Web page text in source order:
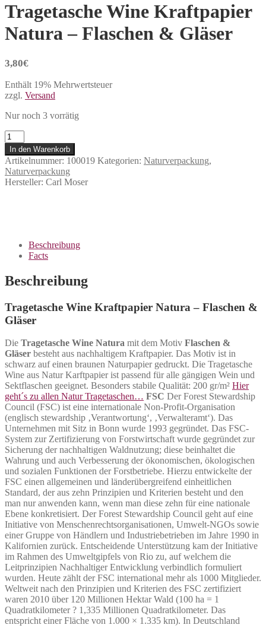
Tragetasche Wine Kraftpapier
Natura – Flaschen & Gläser
3,80€
Enthält 19% Mehrwertsteuer
zzgl. Versand
Nur noch 3 vorrätig
Tragetasche
Wine
Kraftpapier
Natura
-
Flaschen
In den Warenkorb
Artikelnummer: 100019 Kategorien: Naturverpackung,
Naturverpackung
Hersteller: Carl Moser
Beschreibung
Facts
Beschreibung
Tragetasche Wine Kraftpapier Natura – Flaschen &
Gläser
Die Tragetasche Wine Natura mit dem Motiv Flaschen &
Gläser besteht aus nachhaltigem Kraftpapier. Das Motiv ist in
schwarz auf einen braunen Naturpapier gedruckt. Die Tragetasche
Wine aus Natur Karftpapier ist passend für alle gängigen Wein und
Sektflaschen geeignet. Besonders stabile Qualität: 200 gr/m² Hier
geht´s zu allen Natur Tragetaschen… FSC Der Forest Stewardship
Council (FSC) ist eine internationale Non-Profit-Organisation
(englisch stewardship ‚Verantwortung‘, ‚Verwalteramt‘). Das
Unternehmen mit Sitz in Bonn wurde 1993 gegründet. Das FSC-
System zur Zertifizierung von Forstwirtschaft wurde gegründet zur
Sicherung der nachhaltigen Waldnutzung; diese beinhaltet die
Wahrung und auch Verbesserung der ökonomischen, ökologischen
und sozialen Funktionen der Forstbetriebe. Hierzu entwickelte der
FSC einen allgemeinen und länderübergreifend einheitlichen
Standard, der aus zehn Prinzipien und Kriterien besteht und den
man nur anwenden kann, wenn man diese zehn für eine nationale
Ebene konkretisiert. Der Forest Stewardship Council geht auf eine
Initiative von Menschenrechtsorganisationen, Umwelt-NGOs sowie
einer Gruppe von Händlern und Industriebetrieben im Jahre 1990 in
Kalifornien zurück. Entscheidende Unterstützung kam der Initiative
im Rahmen des Umweltgipfels von Rio zu, auf welchem die
Leitprinzipien Nachhaltiger Entwicklung verbindlich formuliert
wurden. Heute zählt der FSC international mehr als 1000 Mitglieder.
Weltweit nach den Prinzipien und Kriterien des FSC zertifiziert
waren 2010 über 120 Millionen Hektar Wald (100 ha = 1
Quadratkilometer ? 1,335 Millionen Quadratkilometer. Das
entspricht einer Fläche von 1.000 × 1.335 km). In Deutschland